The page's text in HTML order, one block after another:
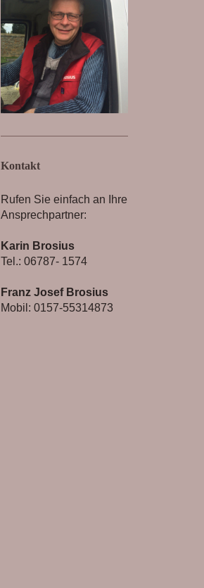
Kontakt
Rufen Sie einfach an Ihre
Ansprechpartner:
Karin Brosius
Tel.: 06787- 1574
Franz Josef Brosius
Mobil: 0157-55314873